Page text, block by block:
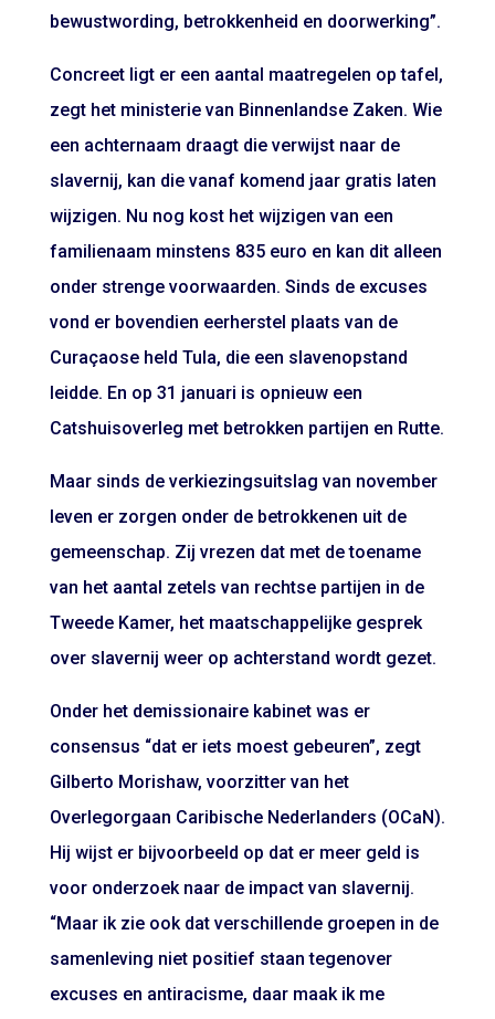
bewustwording, betrokkenheid en doorwerking”.
Concreet ligt er een aantal maatregelen op tafel,
zegt het ministerie van Binnenlandse Zaken. Wie
een achternaam draagt die verwijst naar de
slavernij, kan die vanaf komend jaar gratis laten
wijzigen. Nu nog kost het wijzigen van een
familienaam minstens 835 euro en kan dit alleen
onder strenge voorwaarden. Sinds de excuses
vond er bovendien eerherstel plaats van de
Curaçaose held Tula, die een slavenopstand
leidde. En op 31 januari is opnieuw een
Catshuisoverleg met betrokken partijen en Rutte.
Maar sinds de verkiezingsuitslag van november
leven er zorgen onder de betrokkenen uit de
gemeenschap. Zij vrezen dat met de toename
van het aantal zetels van rechtse partijen in de
Tweede Kamer, het maatschappelijke gesprek
over slavernij weer op achterstand wordt gezet.
Onder het demissionaire kabinet was er
consensus “dat er iets moest gebeuren”, zegt
Gilberto Morishaw, voorzitter van het
Overlegorgaan Caribische Nederlanders (OCaN).
Hij wijst er bijvoorbeeld op dat er meer geld is
voor onderzoek naar de impact van slavernij.
“Maar ik zie ook dat verschillende groepen in de
samenleving niet positief staan tegenover
excuses en antiracisme, daar maak ik me